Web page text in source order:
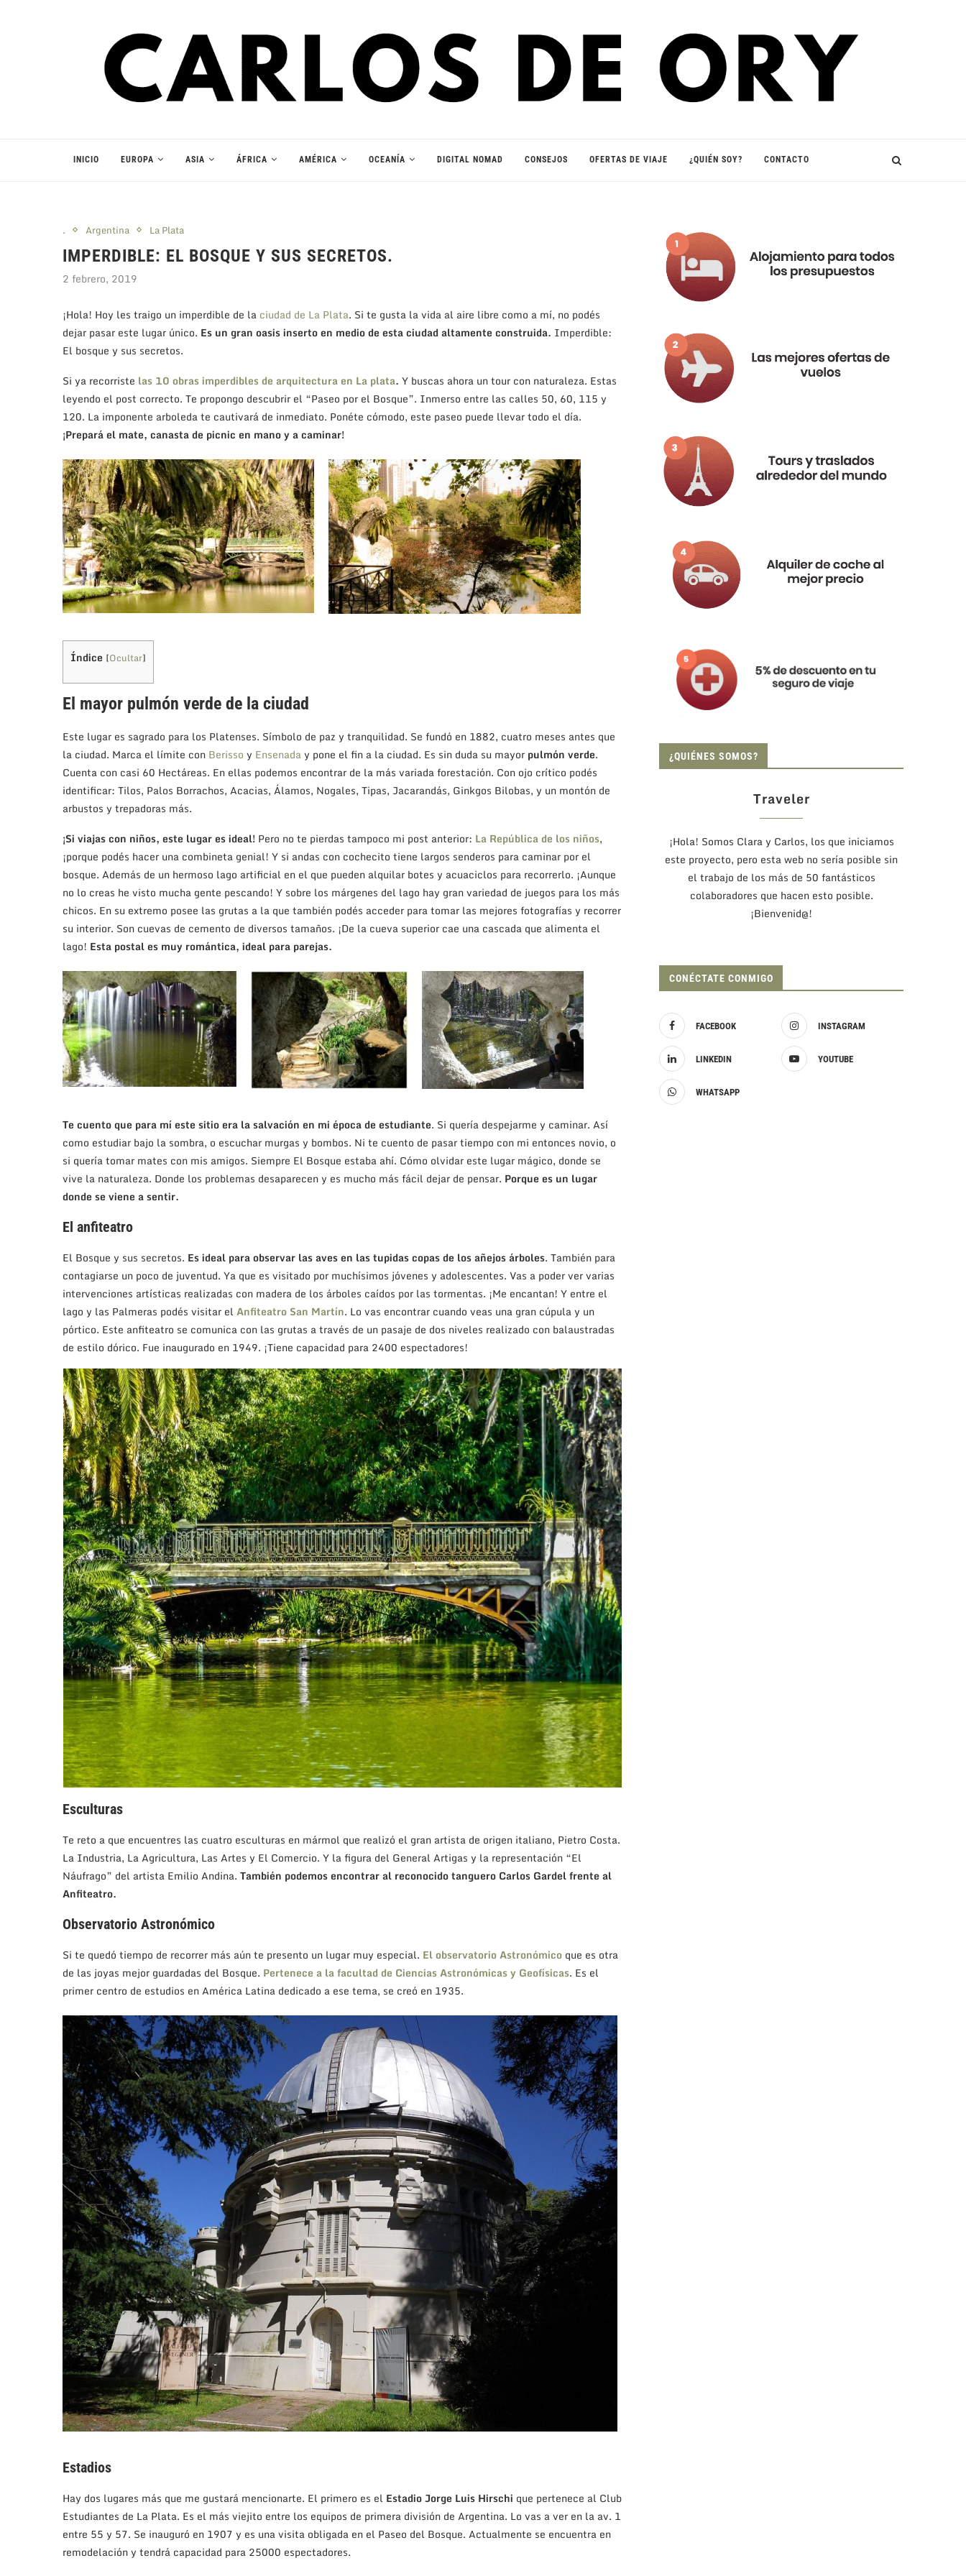
INICIO EUROPA ASIA ÁFRICA AMÉRICA OCEANÍA DIGITAL NOMAD CONSEJOS OFERTAS DE VIAJE ¿QUIÉN SOY? CONTACTO
. Argentina La Plata
IMPERDIBLE: EL BOSQUE Y SUS SECRETOS.
2 febrero, 2019
¡Hola! Hoy les traigo un imperdible de la ciudad de La Plata. Si te gusta la vida al aire libre como a mí, no podés
dejar pasar este lugar único. Es un gran oasis inserto en medio de esta ciudad altamente construida. Imperdible:
El bosque y sus secretos.
Si ya recorriste las 10 obras imperdibles de arquitectura en La plata. Y buscas ahora un tour con naturaleza. Estas
leyendo el post correcto. Te propongo descubrir el “Paseo por el Bosque”. Inmerso entre las calles 50, 60, 115 y
120. La imponente arboleda te cautivará de inmediato. Ponéte cómodo, este paseo puede llevar todo el día.
¡Prepará el mate, canasta de picnic en mano y a caminar!
Índice [Ocultar]
El mayor pulmón verde de la ciudad
Este lugar es sagrado para los Platenses. Símbolo de paz y tranquilidad. Se fundó en 1882, cuatro meses antes que
la ciudad. Marca el límite con Berisso y Ensenaday pone el fin a la ciudad. Es sin duda su mayor pulmón verde.
Cuenta con casi 60 Hectáreas. En ellas podemos encontrar de la más variada forestación. Con ojo crítico podés
identificar: Tilos, Palos Borrachos, Acacias, Álamos, Nogales, Tipas, Jacarandás, Ginkgos Bilobas, y un montón de
arbustos y trepadoras más.
¡Si viajas con niños, este lugar es ideal! Pero no te pierdas tampoco mi post anterior: La República de los niños,
¡porque podés hacer una combineta genial! Y si andas con cochecito tiene largos senderos para caminar por el
bosque. Además de un hermoso lago artificial en el que pueden alquilar botes y acuaciclos para recorrerlo. ¡Aunque
no lo creas he visto mucha gente pescando! Y sobre los márgenes del lago hay gran variedad de juegos para los más
chicos. En su extremo posee las grutas a la que también podés acceder para tomar las mejores fotografías y recorrer
su interior. Son cuevas de cemento de diversos tamaños. ¡De la cueva superior cae una cascada que alimenta el
lago! Esta postal es muy romántica, ideal para parejas.
Te cuento que para mí este sitio era la salvación en mi época de estudiante. Si quería despejarme y caminar. Así
como estudiar bajo la sombra, o escuchar murgas y bombos. Ni te cuento de pasar tiempo con mi entonces novio, o
si quería tomar mates con mis amigos. Siempre El Bosque estaba ahí. Cómo olvidar este lugar mágico, donde se
vive la naturaleza. Donde los problemas desaparecen y es mucho más fácil dejar de pensar. Porque es un lugar
donde se viene a sentir.
El anfiteatro
El Bosque y sus secretos. Es ideal para observar las aves en las tupidas copas de los añejos árboles. También para
contagiarse un poco de juventud. Ya que es visitado por muchísimos jóvenes y adolescentes. Vas a poder ver varias
intervenciones artísticas realizadas con madera de los árboles caídos por las tormentas. ¡Me encantan! Y entre el
lago y las Palmeras podés visitar el Anfiteatro San Martín. Lo vas encontrar cuando veas una gran cúpula y un
pórtico. Este anfiteatro se comunica con las grutas a través de un pasaje de dos niveles realizado con balaustradas
de estilo dórico. Fue inaugurado en 1949. ¡Tiene capacidad para 2400 espectadores!
Esculturas
Te reto a que encuentres las cuatro esculturas en mármol que realizó el gran artista de origen italiano, Pietro Costa.
La Industria, La Agricultura, Las Artes y El Comercio. Y la figura del General Artigas y la representación “El
Náufrago” del artista Emilio Andina. También podemos encontrar al reconocido tanguero Carlos Gardel frente al
Anfiteatro.
Observatorio Astronómico
Si te quedó tiempo de recorrer más aún te presento un lugar muy especial. El observatorio Astronómico que es otra
de las joyas mejor guardadas del Bosque. Pertenece a la facultad de Ciencias Astronómicas y Geofísicas. Es el
primer centro de estudios en América Latina dedicado a ese tema, se creó en 1935.
Estadios
Hay dos lugares más que me gustará mencionarte. El primero es el Estadio Jorge Luis Hirschi que pertenece al Club
Estudiantes de La Plata. Es el más viejito entre los equipos de primera división de Argentina. Lo vas a ver en la av. 1
entre 55 y 57. Se inauguró en 1907 y es una visita obligada en el Paseo del Bosque. Actualmente se encuentra en
remodelación y tendrá capacidad para 25000 espectadores.
¿QUIÉNES SOMOS?
Traveler
¡Hola! Somos Clara y Carlos, los que iniciamos
este proyecto, pero esta web no sería posible sin
el trabajo de los más de 50 fantásticos
colaboradores que hacen esto posible.
¡Bienvenid@!
CONÉCTATE CONMIGO
FACEBOOK INSTAGRAM
LINKEDIN YOUTUBE
WHATSAPP